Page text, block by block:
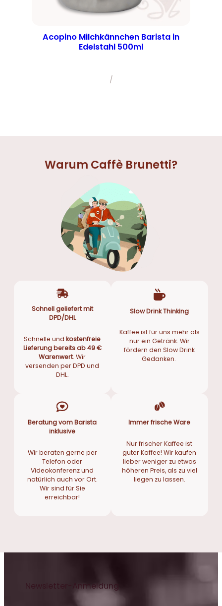
Acopino Milchkännchen Barista in
Edelstahl 500ml
/
Warum Caffè Brunetti?
Schnell geliefert mit
DPD/DHL
Schnelle undkostenfreie
Lieferung bereits ab 49 €
Warenwert. Wir
versenden per DPD und
DHL.
Slow Drink Thinking
Kaffee ist für uns mehr als
nur ein Getränk. Wir
fördern den Slow Drink
Gedanken.
Beratung vom Barista
inklusive
Wir beraten gerne per
Telefon oder
Videokonferenz und
natürlich auch vor Ort.
Wir sind für Sie
erreichbar!
Immer frische Ware
Nur frischer Kaffee ist
guter Kaffee! Wir kaufen
lieber weniger zu etwas
höheren Preis, als zu viel
liegen zu lassen.
Newsletter-Anmeldung